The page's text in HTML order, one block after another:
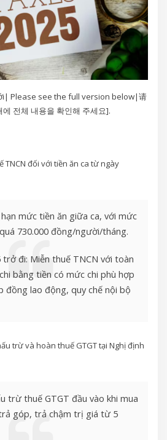
Please see the full version below|请
전체 내용을 확인해 주세요].
TNCN đối với tiền ăn ca từ ngày
mức tiền ăn giữa ca, với mức
730.000 đồng/người/tháng.
đi: Miễn thuế TNCN với toàn
bằng tiền có mức chi phù hợp
đồng lao động, quy chế nội bộ
trừ và hoàn thuế GTGT tại Nghị định
trừ thuế GTGT đầu vào khi mua
góp, trả chậm trị giá từ 5